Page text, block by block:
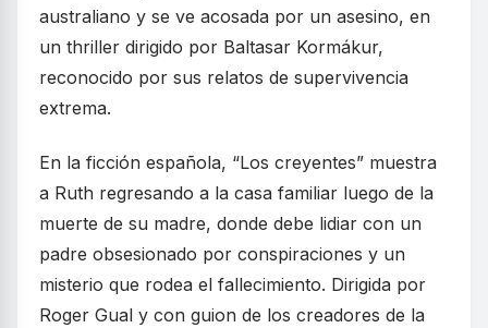
australiano y se ve acosada por un asesino, en
un thriller dirigido por Baltasar Kormákur,
reconocido por sus relatos de supervivencia
extrema.
En la ficción española, “Los creyentes” muestra
a Ruth regresando a la casa familiar luego de la
muerte de su madre, donde debe lidiar con un
padre obsesionado por conspiraciones y un
misterio que rodea el fallecimiento. Dirigida por
Roger Gual y con guion de los creadores de la